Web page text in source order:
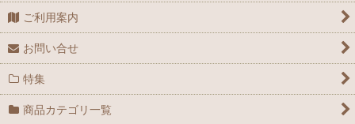
ご利用案内
お問い合せ
特集
商品カテゴリ一覧